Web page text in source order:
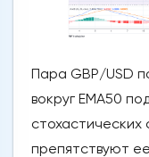
Пара GBP/USD
вокруг EMA50
стохастических
препятствуют